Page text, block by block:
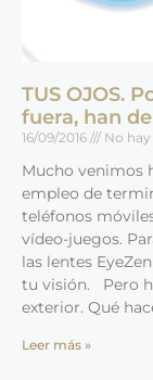
TUS OJOS.
fuera, han
16/09/2016 No
Mucho venimos
empleo de
teléfonos
vídeo-juegos.
las lentes
tu visión. Pero
exterior. Qué
Leer más »